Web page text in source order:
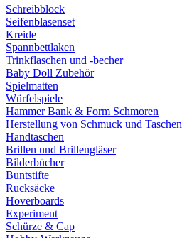
Schreibblock
Seifenblasenset
Kreide
Spannbettlaken
Trinkflaschen und -becher
Baby Doll Zubehör
Spielmatten
Würfelspiele
Hammer Bank & Form Schmoren
Herstellung von Schmuck und Taschen
Handtaschen
Brillen und Brillengläser
Bilderbücher
Buntstifte
Rucksäcke
Hoverboards
Experiment
Schürze & Cap